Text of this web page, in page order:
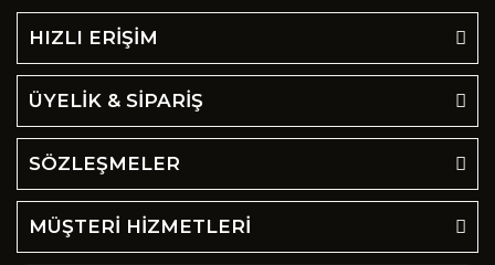
HIZLI ERİŞİM
ÜYELİK & SİPARİŞ
SÖZLEŞMELER
MÜŞTERİ HİZMETLERİ